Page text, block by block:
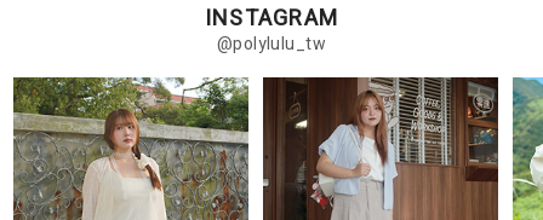
INSTAGRAM
@polylulu_tw